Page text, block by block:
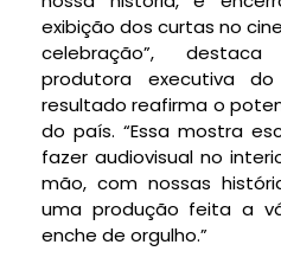
exibição dos curtas no
celebração”, destaca
produtora executiva
resultado reafirma o
do país. “Essa mostra
fazer audiovisual no
mão, com nossas
uma produção feita a
enche de orgulho.”